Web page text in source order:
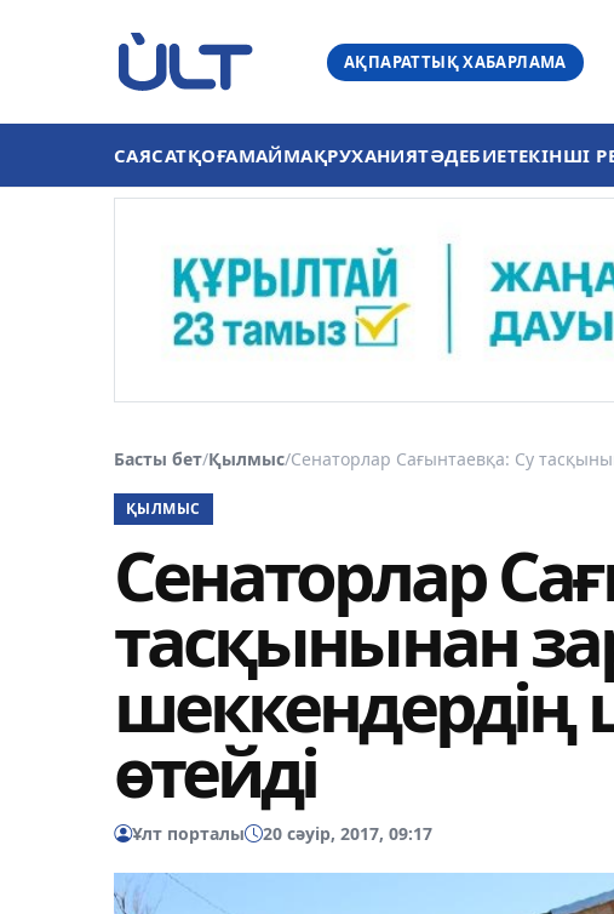
АҚПАРАТТЫҚ ХАБАРЛАМА
САЯСАТҚОҒАМАЙМАҚРУХАНИЯТӘДЕБИЕТЕКІНШІ
Басты бет/Қылмыс/Сенаторлар Сағынтаевқа: Су
ҚЫЛМЫС
Сенаторлар
тасқынынан
өтейді
Ұлт порталы 20 сәуір, 2017, 09:17